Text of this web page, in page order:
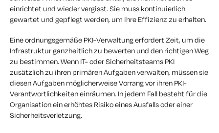
einrichtet und wieder vergisst. Sie muss kontinuierlich
gewartet und gepflegt werden, um ihre Effizienz zu erhalten.
Eine ordnungsgemäße PKI-Verwaltung erfordert Zeit, um die
Infrastruktur ganzheitlich zu bewerten und den richtigen Weg
zu bestimmen. Wenn IT- oder Sicherheitsteams PKI
zusätzlich zu ihren primären Aufgaben verwalten, müssen sie
diesen Aufgaben möglicherweise Vorrang vor ihren PKI-
Verantwortlichkeiten einräumen. In jedem Fall besteht für die
Organisation ein erhöhtes Risiko eines Ausfalls oder einer
Sicherheitsverletzung.